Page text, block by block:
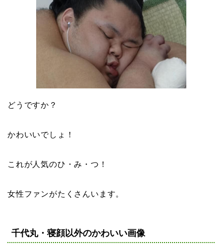
どうですか？
かわいいでしょ！
これが人気のひ・み・つ！
女性ファンがたくさんいます。
千代丸・寝顔以外のかわいい画像